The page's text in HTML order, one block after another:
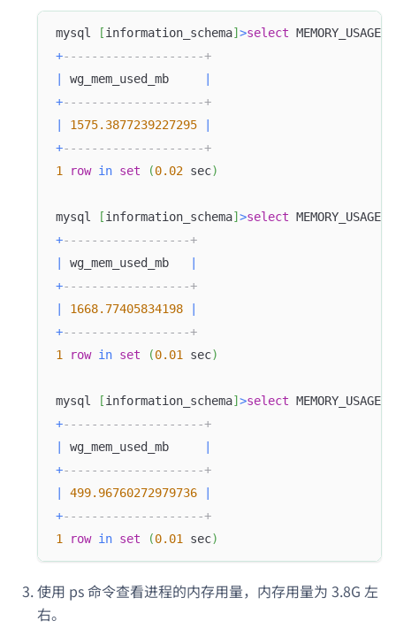
mysql [information_schema] >select
+--------------------+
wg_mem_used_mb
+--------------------+
1575.3877239227295
+--------------------+
1
row in set (0.02 sec)
mysql [information_schema] >select
+------------------+
wg_mem_used_mb
+------------------+
1668.77405834198
+------------------+
1
row in set (0.01 sec)
mysql [information_schema] >select
+--------------------+
wg_mem_used_mb
+--------------------+
499.96760272979736
+--------------------+
1
row in set (0.01 sec)
使用 ps 命令查看进程的内存用量，内存用量为 3.8G 左
右。
October 21–22 · Virtual event